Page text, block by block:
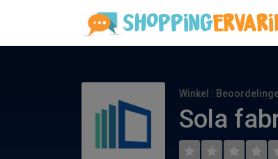
Winkel :
Sola